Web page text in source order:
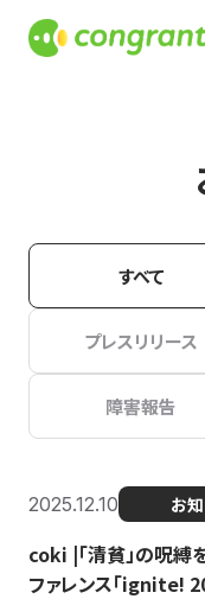
すべて
プレスリリース
障害報告
2025.12.10 お
coki |「清貧」の呪
ファレンス「ignite!